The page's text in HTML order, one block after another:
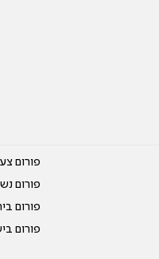
פורום
פורום
פורום
פורום